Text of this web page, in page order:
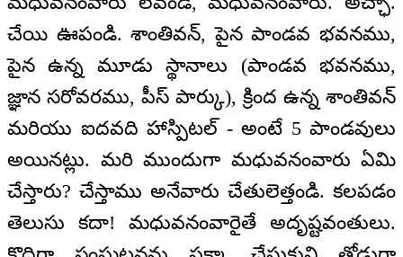
చేయి ఊపండి. శాంతివన్‌, పైన పాండవ భవనము,
పైన ఉన్న మూడు స్థానాలు (పాండవ భవనము,
జ్ఞాన సరోవరము, పీస్‌ పార్కు), క్రింద ఉన్న శాంతివన్‌
మరియు ఐదవది హాస్పిటల్‌ - అంటే 5 పాండవులు
అయినట్లు. మరి ముందుగా మధువనంవారు ఏమి
చేస్తారు? చేస్తాము అనేవారు చేతులెత్తండి. కలపడం
తెలుసు కదా! మధువనంవారైతే అదృష్టవంతులు.